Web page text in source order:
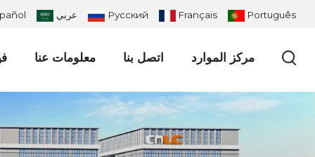
عربي Русский Français Português
معلومات عنا اتصل بنا مركز الموارد